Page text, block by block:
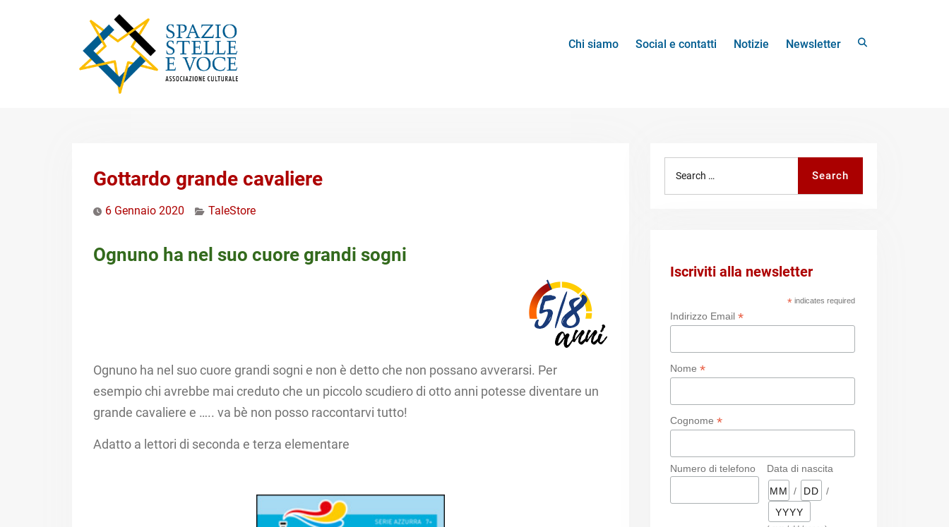
Chi siamo Social e contatti Notizie Newsletter
Gottardo grande cavaliere
6 Gennaio 2020 TaleStore
Ognuno ha nel suo cuore grandi sogni
Ognuno ha nel suo cuore grandi sogni e non è detto che non possano avverarsi. Per
esempio chi avrebbe mai creduto che un piccolo scudiero di otto anni potesse diventare un
grande cavaliere e ….. va bè non posso raccontarvi tutto!
Adatto a lettori di seconda e terza elementare
Search
Iscriviti alla newsletter
* indicates required
Indirizzo Email*
Nome*
Cognome*
Numero di telefono
Data di nascita
/
/